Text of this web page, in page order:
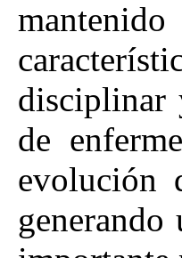
disciplinar
de
evolución